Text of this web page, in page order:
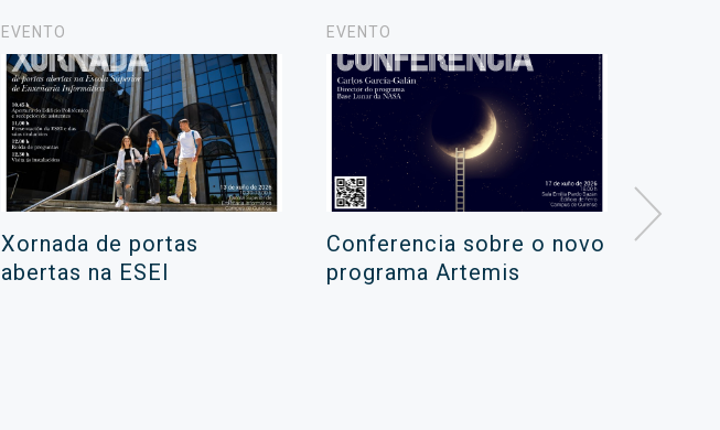
EVENTO
Xornada de portas
abertas na ESEI
EVENTO
Conferencia sobre o novo
programa Artemis